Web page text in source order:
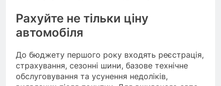
Рахуйте не тільки ціну
автомобіля
До бюджету першого року входять реєстрація,
страхування, сезонні шини, базове технічне
обслуговування та усунення недоліків,